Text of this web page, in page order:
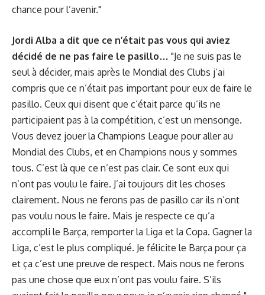
chance pour l’avenir."
Jordi Alba a dit que ce n’était pas vous qui aviez
décidé de ne pas faire le pasillo… "Je ne suis pas le
seul à décider, mais après le Mondial des Clubs j’ai
compris que ce n’était pas important pour eux de faire le
pasillo. Ceux qui disent que c’était parce qu’ils ne
participaient pas à la compétition, c’est un mensonge.
Vous devez jouer la Champions League pour aller au
Mondial des Clubs, et en Champions nous y sommes
tous. C’est là que ce n’est pas clair. Ce sont eux qui
n’ont pas voulu le faire. J’ai toujours dit les choses
clairement. Nous ne ferons pas de pasillo car ils n’ont
pas voulu nous le faire. Mais je respecte ce qu’a
accompli le Barça, remporter la Liga et la Copa. Gagner la
Liga, c’est le plus compliqué. Je félicite le Barça pour ça
et ça c’est une preuve de respect. Mais nous ne ferons
pas une chose que eux n’ont pas voulu faire. S’ils